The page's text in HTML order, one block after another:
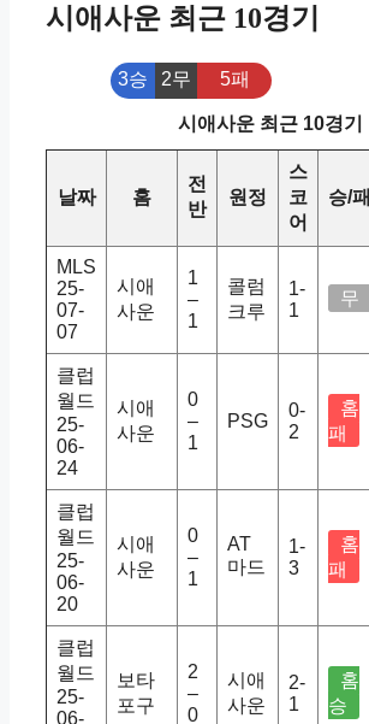
시애사운 최근 10경기
3승 2무 5패
시애사운 최근 10경기
날짜 홈
전
반
원정
스
코
어
승/패
MLS
25-
07-
07
시애
사운
1
–
1
콜럼
크루
1-
1
무
클럽
월드
25-
06-
24
시애
사운
0
–
1
PSG
0-
2
홈
패
클럽
월드
25-
06-
20
시애
사운
0
–
1
AT
마드
1-
3
홈
패
클럽
월드
25-
06-
보타
포구
2
–
0
시애
사운
2-
1
홈
승